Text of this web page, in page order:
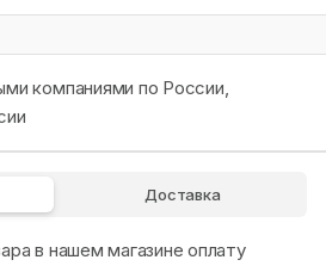
компаниями по России,
Доставка
в нашем магазине оплату